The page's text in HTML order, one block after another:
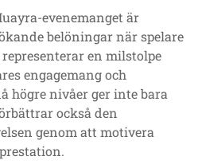
evenemanget är
belöningar när spelare
en milstolpe
engagemang och
högre nivåer ger inte bara
också den
genom att motivera